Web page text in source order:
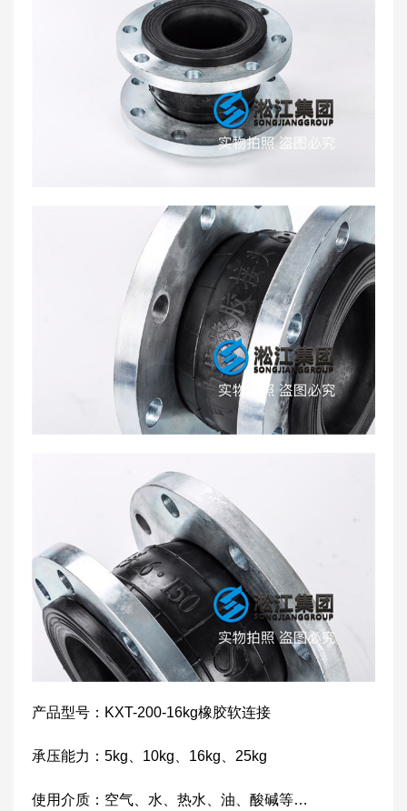
产品型号：KXT-200-16kg橡胶软连接
承压能力：5kg、10kg、16kg、25kg
使用介质：空气、水、热水、油、酸碱等…